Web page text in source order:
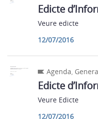
Edicte
Veure edicte
12/07/2016
Agenda,
Edicte
Veure Edicte
12/07/2016